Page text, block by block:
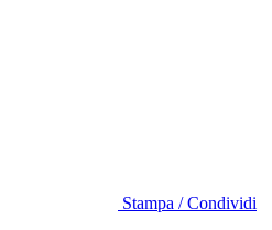
Stampa / Condividi